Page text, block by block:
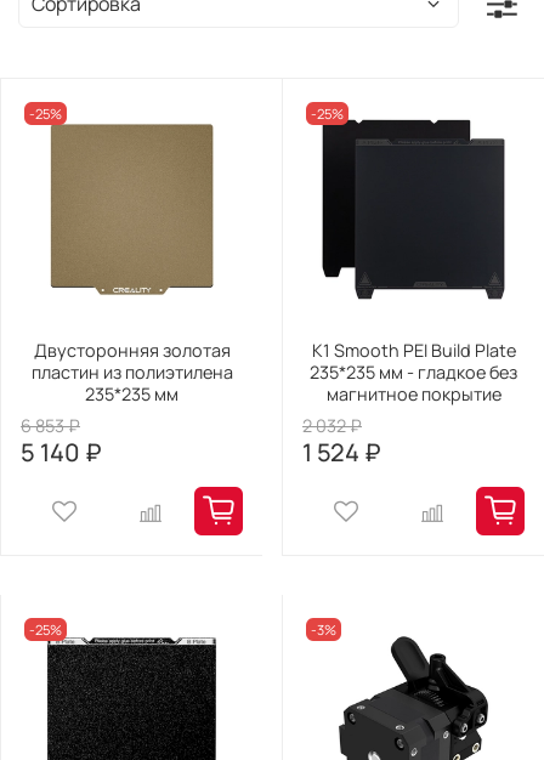
-25%
Двусторонняя золотая
пластин из полиэтилена
235*235 мм
6 853 ₽
5 140 ₽
-25%
K1 Smooth PEI Build Plate
235*235 мм - гладкое без
магнитное покрытие
2 032 ₽
1 524 ₽
-25% -3%